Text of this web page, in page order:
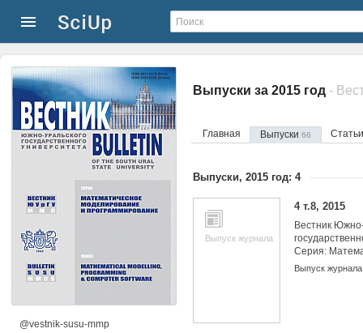
@vestnik-susu-mmp
Выпуски за 2015 год
Главная Выпуски 66
Выпуски, 2015 год: 4
Выпуск журнала
4 т.8, 2015
Вестник
Серия:
Выпуск журнала